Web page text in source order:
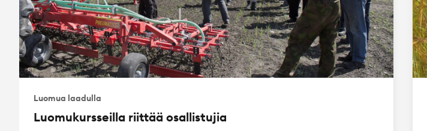
Luomua laadulla
Luomukursseilla riittää osallistujia